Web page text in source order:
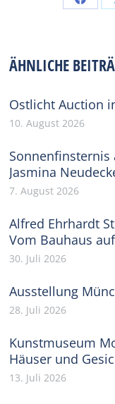
Share
ÄHNLICHE
Ostlicht Auction
10. August 2026
Sonnenfinsternis
Jasmina
7. August 2026
Alfred Ehrhardt
Vom Bauhaus
30. Juli 2026
Ausstellung
28. Juli 2026
Kunstmuseum
Häuser und
13. Juli 2026